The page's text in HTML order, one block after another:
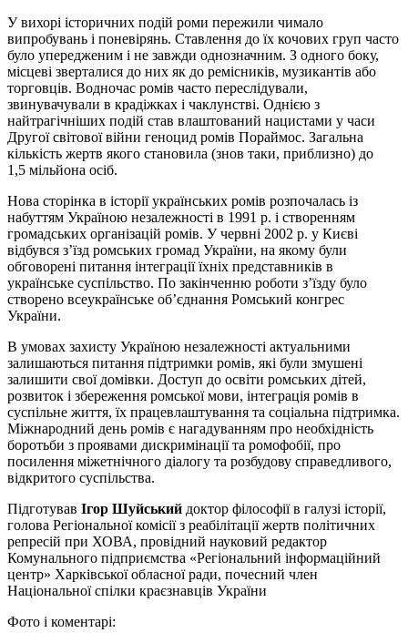
У вихорі історичних подій роми пережили чимало
випробувань і поневірянь. Ставлення до їх кочових груп часто
було упередженим і не завжди однозначним. З одного боку,
місцеві зверталися до них як до ремісників, музикантів або
торговців. Водночас ромів часто переслідували,
звинувачували в крадіжках і чаклунстві. Однією з
найтрагічніших подій став влаштований нацистами у часи
Другої світової війни геноцид ромів Пораймос. Загальна
кількість жертв якого становила (знов таки, приблизно) до
1,5 мільйона осіб.
Нова сторінка в історії українських ромів розпочалась із
набуттям Україною незалежності в 1991 р. і створенням
громадських організацій ромів. У червні 2002 р. у Києві
відбувся з’їзд ромських громад України, на якому були
обговорені питання інтеграції їхніх представників в
українське суспільство. По закінченню роботи з’їзду було
створено всеукраїнське об’єднання Ромський конгрес
України.
В умовах захисту Україною незалежності актуальними
залишаються питання підтримки ромів, які були змушені
залишити свої домівки. Доступ до освіти ромських дітей,
розвиток і збереження ромської мови, інтеграція ромів в
суспільне життя, їх працевлаштування та соціальна підтримка.
Міжнародний день ромів є нагадуванням про необхідність
боротьби з проявами дискримінації та ромофобії, про
посилення міжетнічного діалогу та розбудову справедливого,
відкритого суспільства.
Підготував Ігор Шуйський доктор філософії в галузі історії,
голова Регіональної комісії з реабілітації жертв політичних
репресій при ХОВА, провідний науковий редактор
Комунального підприємства «Регіональний інформаційний
центр» Харківської обласної ради, почесний член
Національної спілки краєзнавців України
Фото і коментарі: